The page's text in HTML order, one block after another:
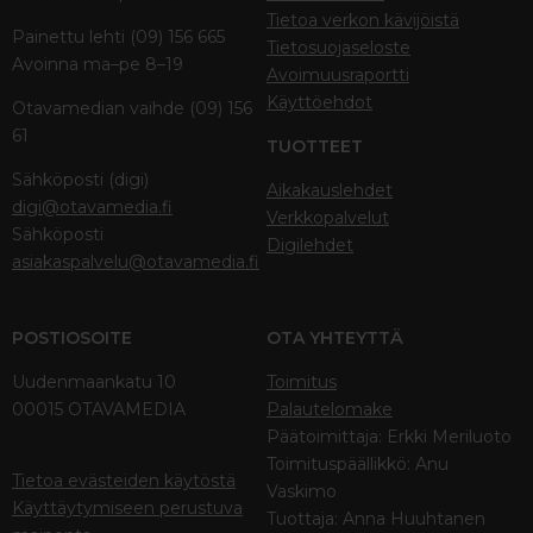
Painettu lehti (09) 156 665
Avoinna ma–pe 8–19
Otavamedian vaihde (09) 156
61
Sähköposti (digi)
digi@otavamedia.fi
Sähköposti
asiakaspalvelu@otavamedia.fi
Tietoa verkon kävijöistä
Tietosuojaseloste
Avoimuusraportti
Käyttöehdot
TUOTTEET
Aikakauslehdet
Verkkopalvelut
Digilehdet
POSTIOSOITE
Uudenmaankatu 10
00015 OTAVAMEDIA
Tietoa evästeiden käytöstä
Käyttäytymiseen perustuva
OTA YHTEYTTÄ
Toimitus
Palautelomake
Päätoimittaja: Erkki Meriluoto
Toimituspäällikkö: Anu
Vaskimo
Tuottaja: Anna Huuhtanen